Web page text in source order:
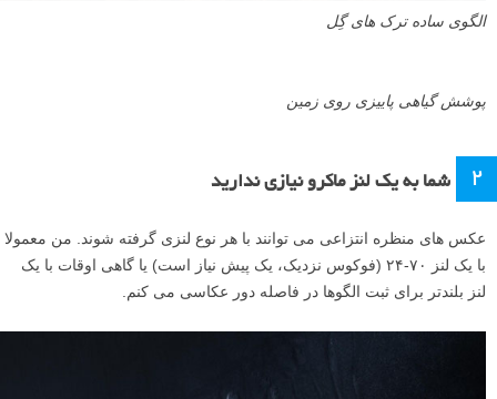
الگوی ساده ترک های گِل
پوشش گیاهی پاییزی روی زمین
۲ شما به یک لنز ماکرو نیازی ندارید
عکس های منظره انتزاعی می توانند با هر نوع لنزی گرفته شوند. من معمولا
با یک لنز ۷۰-۲۴ (فوکوس نزدیک، یک پیش نیاز است) یا گاهی اوقات با یک
لنز بلندتر برای ثبت الگوها در فاصله دور عکاسی می کنم.